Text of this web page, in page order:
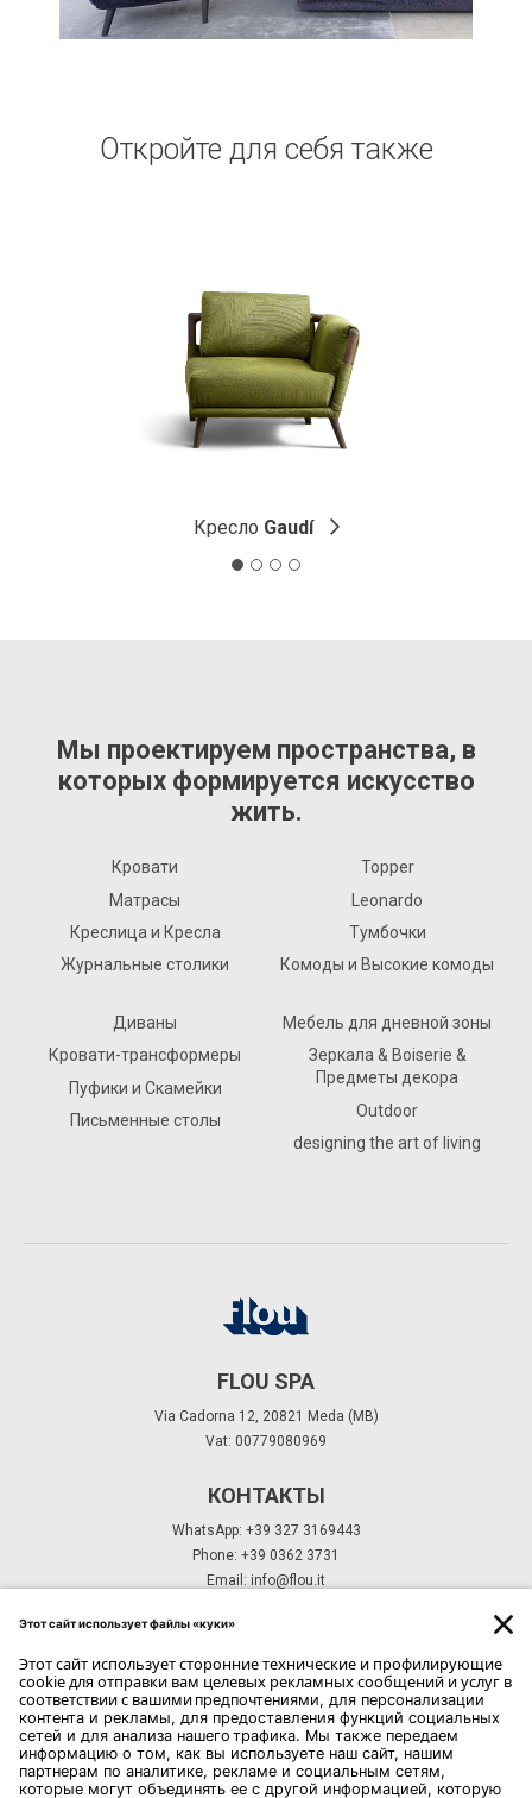
Откройте для себя также
Кресло Gaudí
Мы проектируем пространства, в
которых формируется искусство
жить.
Кровати
Матрасы
Креслица и Кресла
Журнальные столики
Topper
Leonardo
Тумбочки
Комоды и Высокие комоды
Диваны
Кровати-трансформеры
Пуфики и Скамейки
Письменные столы
Мебель для дневной зоны
Зеркала & Boiserie &
Предметы декора
Outdoor
designing the art of living
FLOU SPA
Via Cadorna 12, 20821 Meda (MB)
Vat: 00779080969
КОНТАКТЫ
WhatsApp: +39 327 3169443
Phone: +39 0362 3731
Email: info@flou.it
ПОДПИСКА НА РАССЫЛКУ
ПОДПИСКА